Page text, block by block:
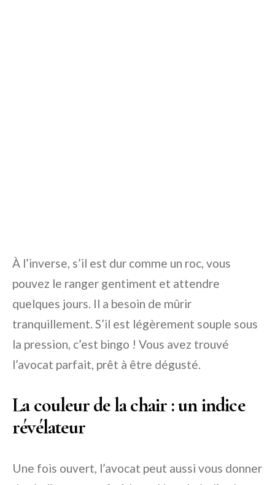
À l’inverse, s’il est dur comme un roc, vous
pouvez le ranger gentiment et attendre
quelques jours. Il a besoin de mûrir
tranquillement. S’il est légèrement souple sous
la pression, c’est bingo ! Vous avez trouvé
l’avocat parfait, prêt à être dégusté.
La couleur de la chair : un indice
révélateur
Une fois ouvert, l’avocat peut aussi vous donner